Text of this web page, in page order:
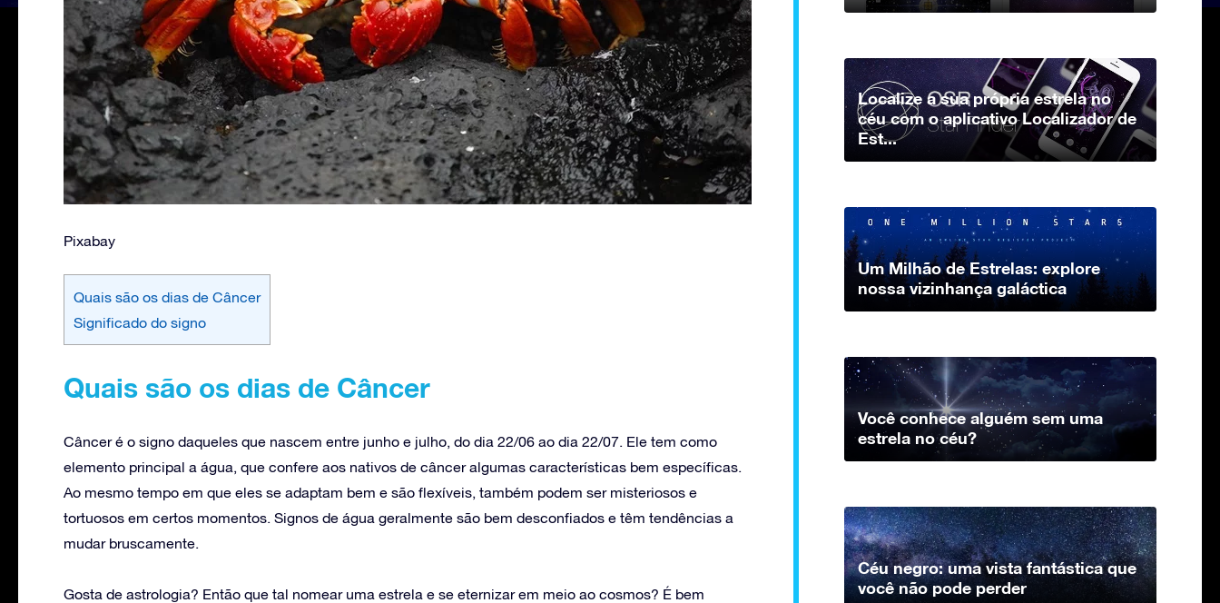
Pixabay
Quais são os dias de Câncer
Significado do signo
Quais são os dias de Câncer
Câncer é o signo daqueles que nascem entre junho e julho, do dia 22/06 ao dia 22/07. Ele tem como
elemento principal a água, que confere aos nativos de câncer algumas características bem específicas.
Ao mesmo tempo em que eles se adaptam bem e são flexíveis, também podem ser misteriosos e
tortuosos em certos momentos. Signos de água geralmente são bem desconfiados e têm tendências a
mudar bruscamente.
Gosta de astrologia? Então que tal nomear uma estrela e se eternizar em meio ao cosmos? É bem
Localize a sua própria estrela no
céu com o aplicativo Localizador de
Est...
Um Milhão de Estrelas: explore
nossa vizinhança galáctica
Você conhece alguém sem uma
estrela no céu?
Céu negro: uma vista fantástica que
você não pode perder